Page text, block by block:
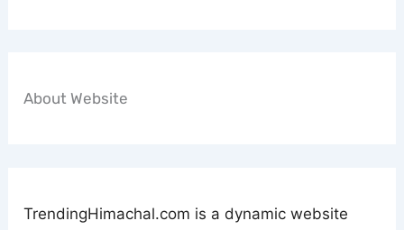
About Website
TrendingHimachal.com is a dynamic website